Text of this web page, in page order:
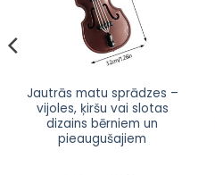
Jautrās matu sprādzes –
vijoles, ķiršu vai slotas
dizains bērniem un
pieaugušajiem
This
product
multiple